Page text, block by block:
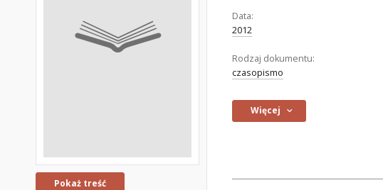
Pokaż treść
Data:
2012
Rodzaj dokumentu:
czasopismo
Więcej